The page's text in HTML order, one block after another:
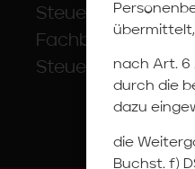
Steuerberaterin
Fachberaterin für
Steuerrechtnach Art. 6
durch die
dazu
die
Buchst. f)